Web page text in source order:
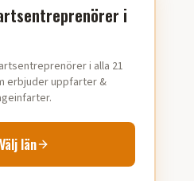
i
i alla 21
erbjuder uppfarter &
Välj län